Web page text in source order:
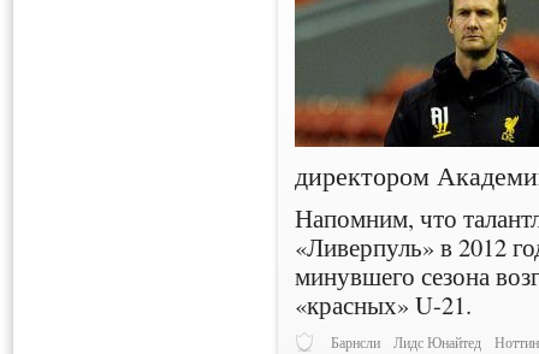
директором
Напомним, что
«Ливерпуль» в 2012
минувшего сезона
«красных» U-21.
Барнсли Лидс Юнайтед